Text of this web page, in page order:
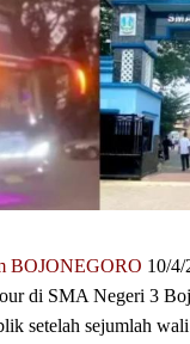
BOJONEGORO 10/
di SMA Negeri 3
setelah sejumlah